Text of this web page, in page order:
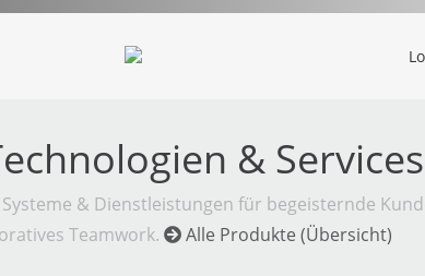
& Services
& Dienstleistungen für begeisternde
Teamwork.
Alle Produkte (Übersicht)